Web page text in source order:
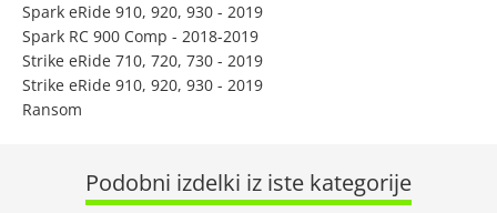
Spark eRide 910, 920, 930 - 2019
Spark RC 900 Comp - 2018-2019
Strike eRide 710, 720, 730 - 2019
Strike eRide 910, 920, 930 - 2019
Ransom
Podobni izdelki iz iste kategorije